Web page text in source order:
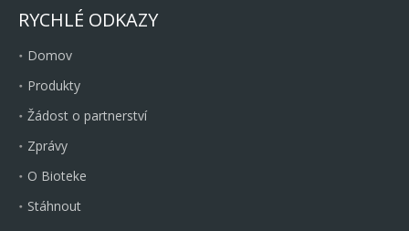
RYCHLÉ ODKAZY
Domov
Produkty
Žádost o partnerství
Zprávy
O Bioteke
Stáhnout